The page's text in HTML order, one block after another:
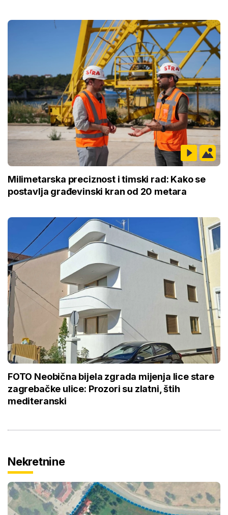
Milimetarska preciznost i timski rad: Kako se
postavlja građevinski kran od 20 metara
FOTO Neobična bijela zgrada mijenja lice stare
zagrebačke ulice: Prozori su zlatni, štih
mediteranski
Nekretnine